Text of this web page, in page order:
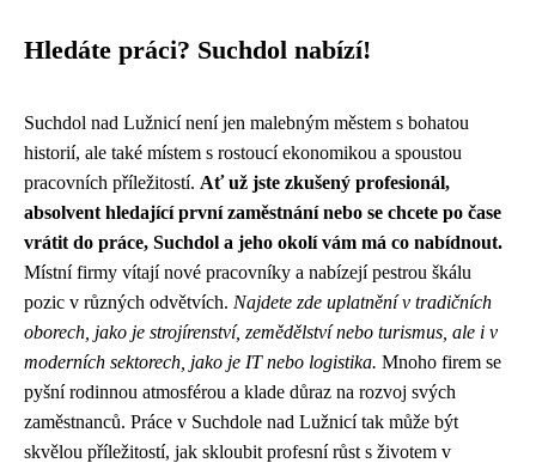
Hledáte práci? Suchdol nabízí!
Suchdol nad Lužnicí není jen malebným městem s bohatou
historií, ale také místem s rostoucí ekonomikou a spoustou
pracovních příležitostí. Ať už jste zkušený profesionál,
absolvent hledající první zaměstnání nebo se chcete po čase
vrátit do práce, Suchdol a jeho okolí vám má co nabídnout.
Místní firmy vítají nové pracovníky a nabízejí pestrou škálu
pozic v různých odvětvích. Najdete zde uplatnění v tradičních
oborech, jako je strojírenství, zemědělství nebo turismus, ale i v
moderních sektorech, jako je IT nebo logistika. Mnoho firem se
pyšní rodinnou atmosférou a klade důraz na rozvoj svých
zaměstnanců. Práce v Suchdole nad Lužnicí tak může být
skvělou příležitostí, jak skloubit profesní růst s životem v